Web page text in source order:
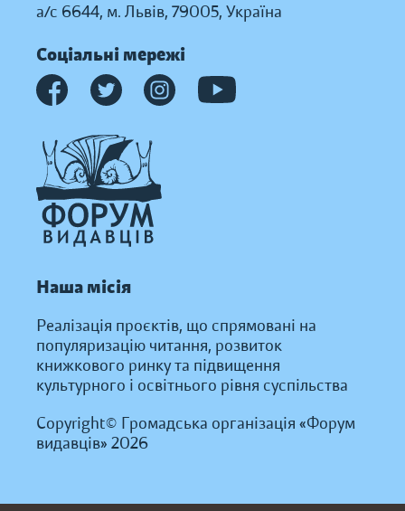
а/с 6644, м. Львів, 79005, Україна
Соціальні мережі
Наша місія
Реалізація проєктів, що спрямовані на
популяризацію читання, розвиток
книжкового ринку та підвищення
культурного і освітнього рівня суспільства
Copyright© Громадська організація «Форум
видавців» 2026